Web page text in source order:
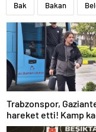
Bak Bakan
Trabzonspor,
hareket etti! Kamp
açıklandı…